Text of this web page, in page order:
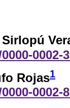
0002-
Rojas1
0002-